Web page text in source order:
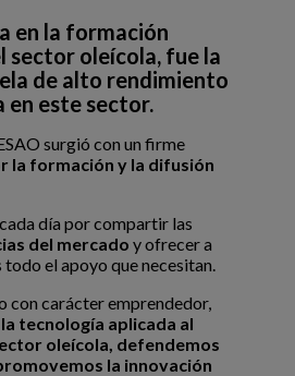
en la formación
sector oleícola, fue la
de alto rendimiento
en este sector.
surgió con un firme
la formación y la difusión
día por compartir las
del mercado y ofrecer a
el apoyo que necesitan.
con carácter emprendedor,
tecnología aplicada al
oleícola, defendemos
la innovación